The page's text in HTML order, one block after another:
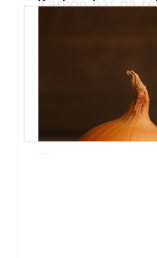
Karbon har på
som om
tilhører børsen.
«utslepp» på
– og fornuften